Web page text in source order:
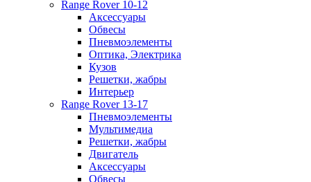
Range Rover 10-12
Аксессуары
Обвесы
Пневмоэлементы
Оптика, Электрика
Кузов
Решетки, жабры
Интерьер
Range Rover 13-17
Пневмоэлементы
Мультимедиа
Решетки, жабры
Двигатель
Аксессуары
Обвесы